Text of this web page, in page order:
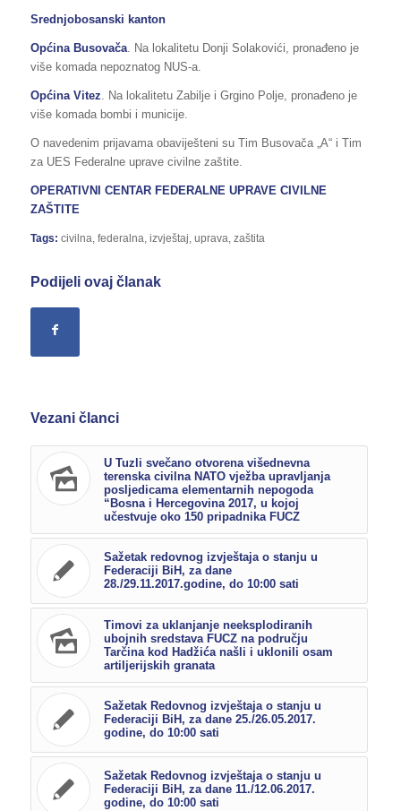
Srednjobosanski kanton
OpćinaBusovača. Na lokalitetu Donji Solakovići, pronađeno je
više komada nepoznatog NUS-a.
OpćinaVitez. Na lokalitetu Zabilje i Grgino Polje, pronađeno je
više komada bombi i municije.
O navedenim prijavama obaviješteni su Tim Busovača „A“ i Tim
za UES Federalne uprave civilne zaštite.
OPERATIVNI CENTAR FEDERALNE UPRAVE CIVILNE
ZAŠTITE
Tags: civilna federalna izvještaj uprava zaštita
Podijeli ovaj članak
Vezani članci
U Tuzli svečano otvorena višednevna
terenska civilna NATO vježba upravljanja
posljedicama elementarnih nepogoda
“Bosna i Hercegovina 2017, u kojoj
učestvuje oko 150 pripadnika FUCZ
Sažetak redovnog izvještaja o stanju u
Federaciji BiH, za dane
28./29.11.2017.godine, do 10:00 sati
Timovi za uklanjanje neeksplodiranih
ubojnih sredstava FUCZ na području
Tarčina kod Hadžića našli i uklonili osam
artiljerijskih granata
Sažetak Redovnog izvještaja o stanju u
Federaciji BiH, za dane 25./26.05.2017.
godine, do 10:00 sati
Sažetak Redovnog izvještaja o stanju u
Federaciji BiH, za dane 11./12.06.2017.
godine, do 10:00 sati